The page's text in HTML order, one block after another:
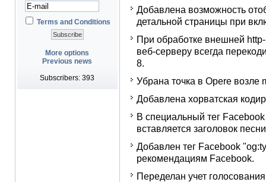
Terms and Conditions
More options
Previous news
Subscribers: 393
Добавлена возможность
детальной страницы при
При обработке внешней
веб-серверу всегда
8.
Убрана точка в Opere возле
Добавлена хорватская
В специальный тег
вставляется заголовок
Добавлен тег Facebook
рекомендациям Facebook.
Переделан учет